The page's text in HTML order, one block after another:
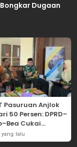
Dugaan
Pasuruan Anjlok
50 Persen: DPRD–
Cukai
Melawan
Rokok Ilegal
lalu